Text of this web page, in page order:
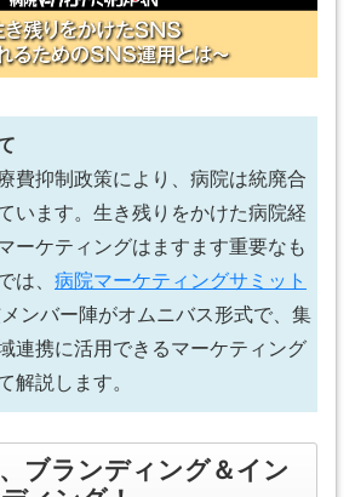
費抑制政策により、病院は統廃合
います。生き残りをかけた病院経
ーケティングはますます重要なも
は、 病院マーケティングサミット
ンバー陣がオムニバス形式で、集
連携に活用できるマーケティング
解説します。
ブランディング＆イン